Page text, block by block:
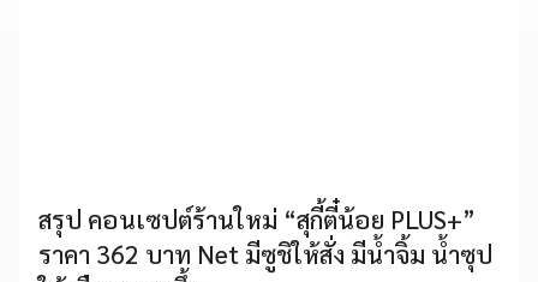
สรุป คอนเซปต์ร้านใหม่ “สุกี้ตี๋น้อย PLUS+”
ราคา 362 บาท Net มีซูชิให้สั่ง มีน้ำจิ้ม น้ำซุป